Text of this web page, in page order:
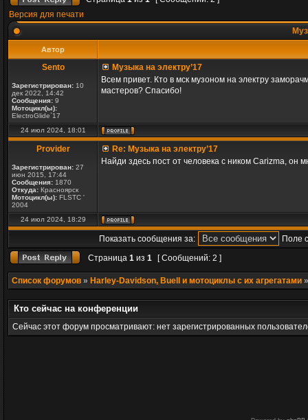
Версия для печати
Автор
Sento
Зарегистрирован: 10
дек 2022, 14:42
Сообщения: 9
Мотоцикл(ы):
ElectroGlide`17
Музыка на электру’17
Всем привет. Кто в мск музоном на электру
мастеров? Спасибо!
24 июл 2024, 18:01
Provider
Зарегистрирован: 27
июн 2015, 17:44
Сообщения: 1870
Откуда: Красноярск
Мотоцикл(ы): FLSTC '
2004
Re: Музыка на электру’17
Найди здесь пост от человека с ником Carizma, он
24 июл 2024, 18:29
Показать сообщения за:
Поле
Страница 1 из 1 [ Сообщений: 2 ]
Список форумов » Harley-Davidson, Buell и мотоциклы с их агрегатами
Кто сейчас на конференции
Сейчас этот форум просматривают: нет зарегистрированных